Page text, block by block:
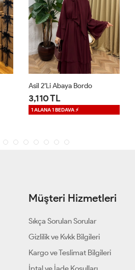
RAB Dantelli Elbise Acı
1,650 TL
1 ALANA 1 BEDAVA ⚡
Müşteri Hizmetleri
Sıkça Sorulan Sorular
Gizlilik ve Kvkk Bilgileri
Kargo ve Teslimat Bilgileri